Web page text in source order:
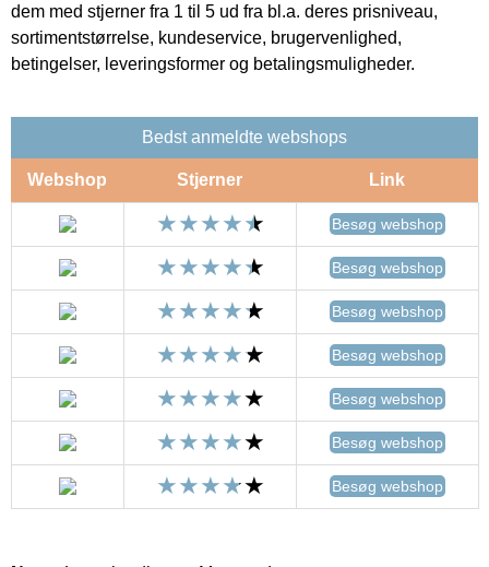
dem med stjerner fra 1 til 5 ud fra bl.a. deres prisniveau,
sortimentstørrelse, kundeservice, brugervenlighed,
betingelser, leveringsformer og betalingsmuligheder.
Bedst anmeldte webshops
Webshop Stjerner Link
Besøg webshop
Besøg webshop
Besøg webshop
Besøg webshop
Besøg webshop
Besøg webshop
Besøg webshop